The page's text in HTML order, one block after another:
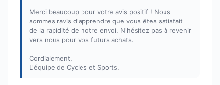
Merci beaucoup pour votre avis positif ! Nous
sommes ravis d'apprendre que vous êtes satisfait
de la rapidité de notre envoi. N'hésitez pas à revenir
vers nous pour vos futurs achats.
Cordialement,
L'équipe de Cycles et Sports.